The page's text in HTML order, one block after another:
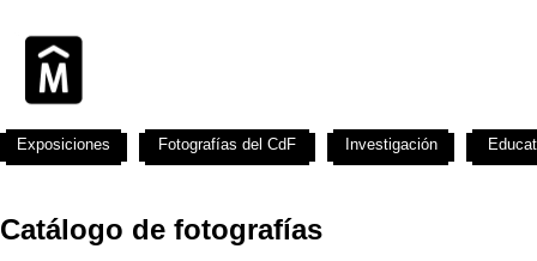
Catálogo de fotografías
Exposiciones Fotografías del CdF Investigación